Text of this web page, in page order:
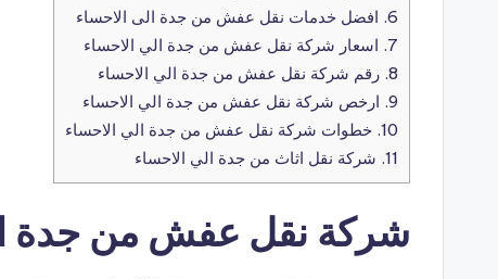
6. افضل خدمات نقل عفش من جدة الى الاحساء
7. اسعار شركة نقل عفش من جدة الي الاحساء
8. رقم شركة نقل عفش من جدة الي الاحساء
9. ارخص شركة نقل عفش من جدة الي الاحساء
10. خطوات شركة نقل عفش من جدة الي الاحساء
11. شركة نقل اثاث من جدة الي الاحساء
شركة نقل عفش من جدة